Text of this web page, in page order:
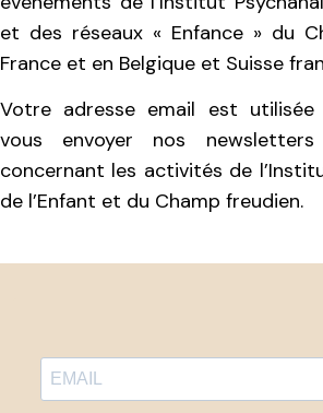
et des réseaux « Enfance » du
France et en Belgique et Suisse
Votre adresse email est utilisée
vous envoyer nos
concernant les activités de
de l’Enfant et du Champ freudien.